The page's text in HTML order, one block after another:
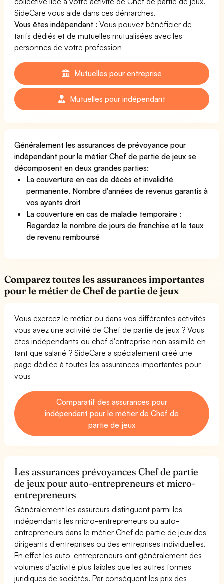
SideCare vous aide dans ces démarches.
Vous êtes indépendant : Vous pouvez bénéficier de
tarifs dédiés et de mutuelles mutualisées avec les
personnes de votre profession
Mutuelles pour entreprise
Mutuelles pour indépendant
Généralement les assurances de prévoyance pour
indépendant pour le métier Chef de partie de jeux se
décomposent en deux grandes parties:
La couverture en cas de décès et invalidité
permanente. Nombre d'années de revenus garantis à
vos ayants droit
La couverture en cas de maladie temporaire :
Regardez le nombre de jours de franchise et le taux
de revenu remboursé
Comparez toutes les assurances importantes
pour le métier de Chef de partie de jeux
Vous exercez le métier ou dans vos différentes activités
vous avez une activité de Chef de partie de jeux ? Vous
êtes indépendants ou chef d'entreprise non assimilé en
tant que salarié ? SideCare a spécialement créé une
page dédiée à toutes les assurances importantes pour
vous
Comparatif des assurances pour
indépendant pour le métier de Chef de
partie de jeux
Les assurances prévoyances Chef de partie
de jeux pour auto-entrepreneurs et micro-
entrepreneurs
Généralement les assureurs distinguent parmi les
indépendants les micro-entrepreneurs ou auto-
entrepreneurs dans le métier Chef de partie de jeux des
dirigeants d'entreprises ou des entreprises individuelles.
En effet les auto-entrepreneurs ont généralement des
volumes d'activité plus faibles que les autres formes
juridiques de sociétés. Par conséquent les prix des